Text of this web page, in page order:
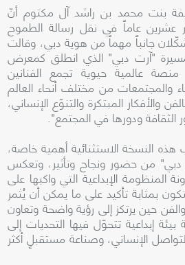
بنت محمد بن راشد آل مكتوم أنّ
عشرين عاماً في نقل رسالة الطموح
جانباً مهماً من هوية دبي، وقالت
"آرت دبي" الذي انطلق كمعرض
عالمية حيوية تجمع الفنانين
والمجتمعات من مختلف أنحاء العالم
والأفكار المبتكرة والتنوّع الإنساني،
ودورها في المجتمع".
النسخة الاستثنائية أهمية خاصة،
دبي" من حضور ونجاح وتأثير، وتعكس
الإبداعية التي واكبها على
بمثابة تأكيد على ما يمكن أن يُثمر
حين يرتكز إلى رؤية واضحة وتعاون
إبداعية تتحوّل فيها التحديات إلى
الإنساني، وصناعة مستقبلٍ أكثر